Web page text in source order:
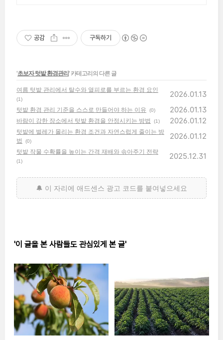
공감 구독하기
'초보자 텃밭 환경관리' 카테고리의 다른 글
여름 텃밭 관리에서 탈수와 열피로를 부르는 환경 요인
(1)
2026.01.13
텃밭 환경 관리 기준을 스스로 만들어야 하는 이유 (0) 2026.01.13
바람이 강한 장소에서 텃밭 환경을 안정시키는 방법 (1) 2026.01.12
텃밭에 벌레가 몰리는 환경 조건과 자연스럽게 줄이는 방
법
(0)
2026.01.12
텃밭 작물 수확률을 높이는 간격 재배와 솎아주기 전략
(1)
2025.12.31
'이 글을 본 사람들도 관심있게 본 글'